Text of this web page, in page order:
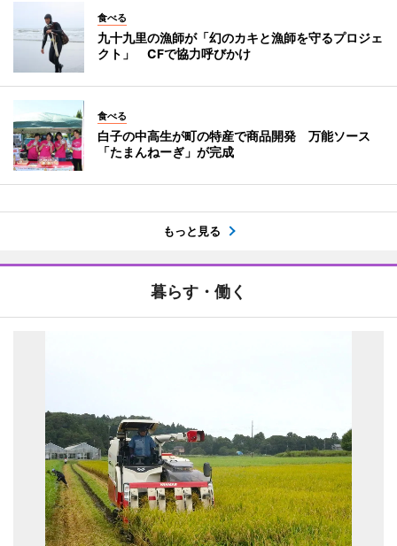
食べる
九十九里の漁師が「幻のカキと漁師を守るプロジェ
クト」 CFで協力呼びかけ
食べる
白子の中高生が町の特産で商品開発 万能ソース
「たまんねーぎ」が完成
もっと見る
暮らす・働く